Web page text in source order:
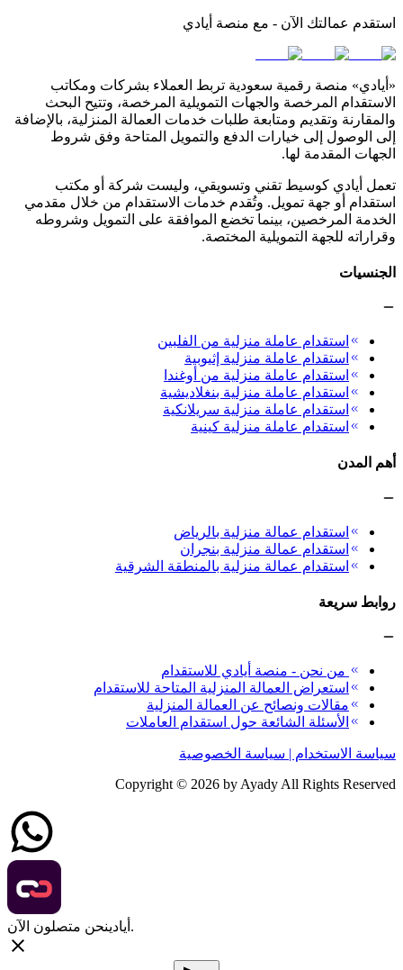
استقدم عمالتك الآن - مع منصة أيادي
«أيادي» منصة رقمية سعودية تربط العملاء بشركات ومكاتب
الاستقدام المرخصة والجهات التمويلية المرخصة، وتتيح البحث
والمقارنة وتقديم ومتابعة طلبات خدمات العمالة المنزلية، بالإضافة
إلى الوصول إلى خيارات الدفع والتمويل المتاحة وفق شروط
الجهات المقدمة لها.
تعمل أيادي كوسيط تقني وتسويقي، وليست شركة أو مكتب
استقدام أو جهة تمويل. وتُقدم خدمات الاستقدام من خلال مقدمي
الخدمة المرخصين، بينما تخضع الموافقة على التمويل وشروطه
وقراراته للجهة التمويلية المختصة.
الجنسيات
استقدام عاملة منزلية من الفلبين
استقدام عاملة منزلية إثيوبية
استقدام عاملة منزلية من أوغندا
استقدام عاملة منزلية بنغلاديشية
استقدام عاملة منزلية سريلانكية
استقدام عاملة منزلية كينية
أهم المدن
استقدام عمالة منزلية بالرياض
استقدام عمالة منزلية بنجران
استقدام عمالة منزلية بالمنطقة الشرقية
روابط سريعة
من نحن - منصة أيادي للاستقدام
استعراض العمالة المنزلية المتاحة للاستقدام
مقالات ونصائح عن العمالة المنزلية
الأسئلة الشائعة حول استقدام العاملات
سياسة الاستخدام | سياسة الخصوصية
Copyright © 2026 by Ayady All Rights Reserved
أيادي نحن متصلون الآن.